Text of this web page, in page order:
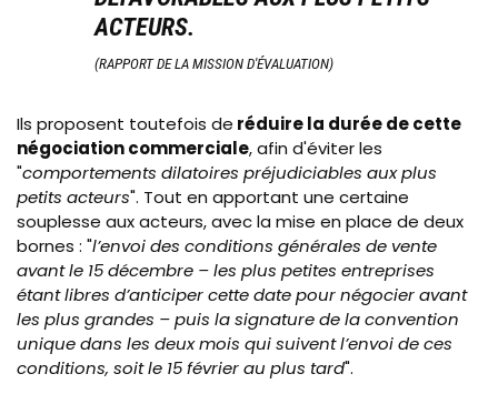
ACTEURS.
(RAPPORT DE LA MISSION D'ÉVALUATION)
Ils proposent toutefois de réduire la durée de cette
négociation commerciale, afin d'éviter les
"comportements dilatoires préjudiciables aux plus
petits acteurs". Tout en apportant une certaine
souplesse aux acteurs, avec la mise en place de deux
bornes : "l’envoi des conditions générales de vente
avant le 15 décembre – les plus petites entreprises
étant libres d’anticiper cette date pour négocier avant
les plus grandes – puis la signature de la convention
unique dans les deux mois qui suivent l’envoi de ces
conditions, soit le 15 février au plus tard".